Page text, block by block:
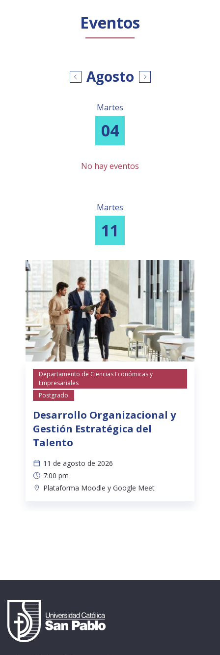
Eventos
Agosto
Martes
04
No hay eventos
Martes
11
Departamento de Ciencias Económicas y
Empresariales
Postgrado
Desarrollo Organizacional y
Gestión Estratégica del
Talento
11 de agosto de 2026
7:00 pm
Plataforma Moodle y Google Meet